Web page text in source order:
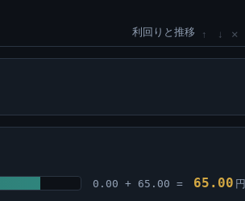
利回りと推移 ↑ ↓ ×
0.00 + 65.00 = 65.00 円